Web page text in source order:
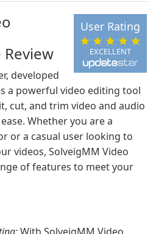
EXCELLENT
User Rating
developed
a powerful video editing tool
cut, and trim video and audio
Whether you are a
or a casual user looking to
videos, SolveigMM Video
of features to meet your